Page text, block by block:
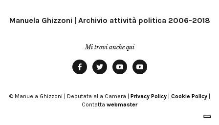
Manuela Ghizzoni | Archivio attività politica 2006-2018
Mi trovi anche qui
Modena
© Manuela Ghizzoni | Deputata alla Camera | Privacy Policy| Cookie Policy|
Contatta webmaster